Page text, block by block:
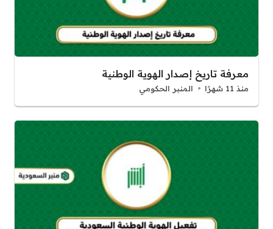
معرفة تاريخ إصدار الهوية الوطنية
منذ 11 شهرًا المنبر الحكومي